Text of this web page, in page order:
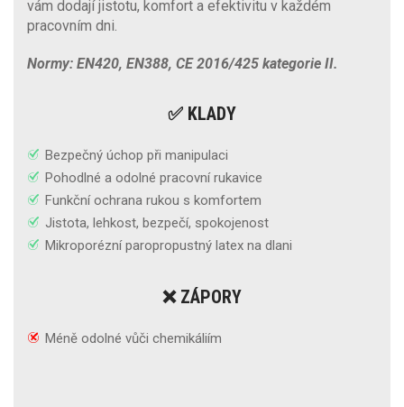
vám dodají jistotu, komfort a efektivitu v každém
pracovním dni.
Normy: EN420, EN388, CE 2016/425 kategorie II.
✅ KLADY
Bezpečný úchop při manipulaci
Pohodlné a odolné pracovní rukavice
Funkční ochrana rukou s komfortem
Jistota, lehkost, bezpečí, spokojenost
Mikroporézní paropropustný latex na dlani
❌ ZÁPORY
Méně odolné vůči chemikáliím